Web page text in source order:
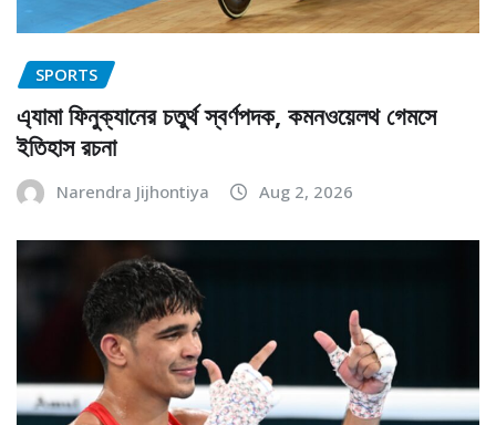
SPORTS
এ্যামা ফিনুক্যানের চতুর্থ স্বর্ণপদক, কমনওয়েলথ গেমসে
ইতিহাস রচনা
Narendra Jijhontiya Aug 2, 2026